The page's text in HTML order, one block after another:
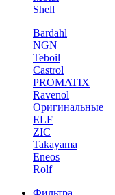
Shell
Bardahl
NGN
Teboil
Castrol
PROMATIX
Ravenol
Оригинальные
ELF
ZIC
Takayama
Eneos
Rolf
Фильтра